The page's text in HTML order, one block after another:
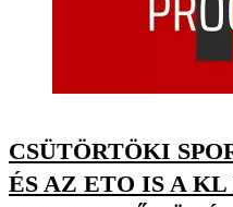
CSÜTÖRTÖKI
ÉS AZ ETO IS A